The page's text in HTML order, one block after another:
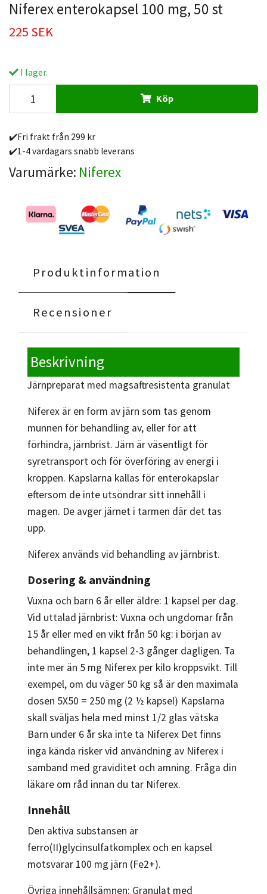
Niferex enterokapsel 100 mg, 50 st
225 SEK
I lager.
Köp
✔️Fri frakt från 299 kr
✔️1-4 vardagars snabb leverans
Varumärke: Niferex
Produktinformation
Recensioner
Beskrivning
Järnpreparat med magsaftresistenta granulat
Niferex är en form av järn som tas genom
munnen för behandling av, eller för att
förhindra, järnbrist. Järn är väsentligt för
syretransport och för överföring av energi i
kroppen. Kapslarna kallas för enterokapslar
eftersom de inte utsöndrar sitt innehåll i
magen. De avger järnet i tarmen där det tas
upp.
Niferex används vid behandling av järnbrist.
Dosering & användning
Vuxna och barn 6 år eller äldre: 1 kapsel per dag.
Vid uttalad järnbrist: Vuxna och ungdomar från
15 år eller med en vikt från 50 kg: i början av
behandlingen, 1 kapsel 2-3 gånger dagligen. Ta
inte mer än 5 mg Niferex per kilo kroppsvikt. Till
exempel, om du väger 50 kg så är den maximala
dosen 5X50 = 250 mg (2 ½ kapsel) Kapslarna
skall sväljas hela med minst 1/2 glas vätska
Barn under 6 år ska inte ta Niferex Det finns
inga kända risker vid användning av Niferex i
samband med graviditet och amning. Fråga din
läkare om råd innan du tar Niferex.
Innehåll
Den aktiva substansen är
ferro(II)glycinsulfatkomplex och en kapsel
motsvarar 100 mg järn (Fe2+).
Övriga innehållsämnen: Granulat med